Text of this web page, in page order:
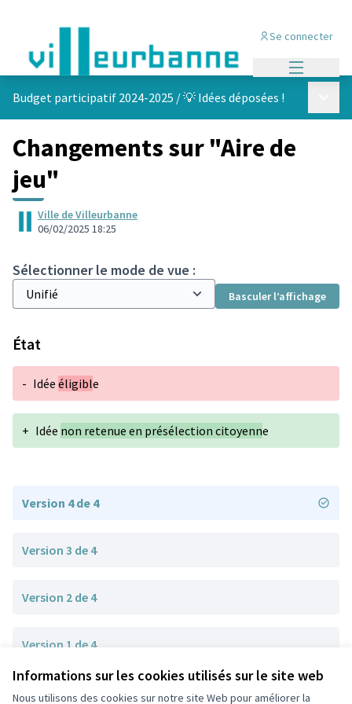
Informations sur les cookies utilisés sur le site web
Nous utilisons des cookies sur notre site Web pour améliorer la
Se connecter
Budget participatif 2024-2025 /💡 Idées déposées !
Changements sur "Aire de
jeu"
Ville de Villeurbanne
06/02/2025 18:25
Sélectionner le mode de vue :
Basculer l’affichage
État
- Idée éligible
+ Idée non retenue en présélection citoyenne
Version 4 de 4
Version 3 de 4
Version 2 de 4
Version 1 de 4
Conditions d'utilisation